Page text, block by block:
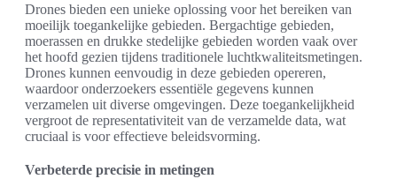
Drones bieden een unieke oplossing voor het bereiken van
moeilijk toegankelijke gebieden. Bergachtige gebieden,
moerassen en drukke stedelijke gebieden worden vaak over
het hoofd gezien tijdens traditionele luchtkwaliteitsmetingen.
Drones kunnen eenvoudig in deze gebieden opereren,
waardoor onderzoekers essentiële gegevens kunnen
verzamelen uit diverse omgevingen. Deze toegankelijkheid
vergroot de representativiteit van de verzamelde data, wat
cruciaal is voor effectieve beleidsvorming.
Verbeterde precisie in metingen